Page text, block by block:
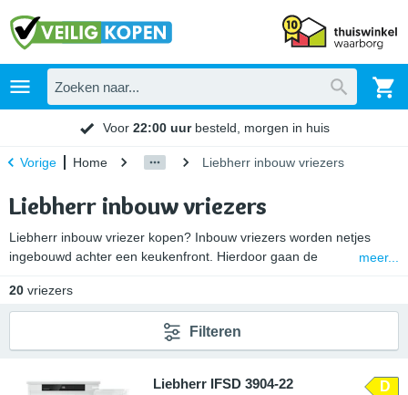
Voor 22:00 uurbesteld, morgen in huis
Vorige Home Liebherr inbouw vriezers
Liebherr inbouw vriezers
Liebherr inbouw vriezer kopen? Inbouw vriezers worden netjes
ingebouwd achter een keukenfront. Hierdoor gaan de
jouw keuken. Let voor je een inbouw diepvriezer van Liebherr koopt
wel goed op de inbouwmaten en het montagesysteem van de
vriezer. Zo voorkom je problemen bij het inbouwen van je nieuwe
vrieskast. Lees hier meer over op onze categorie pagina “Inbouw
meer...
20 vriezers
Filteren
Liebherr IFSD 3904-22 D